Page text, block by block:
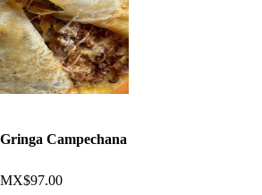
Gringa Campechana
MX$97.00